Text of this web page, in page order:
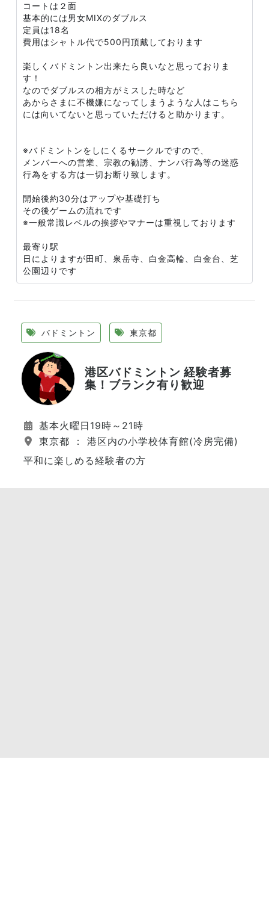
コートは２面
基本的には男女MIXのダブルス
定員は18名
費用はシャトル代で500円頂戴しております
楽しくバドミントン出来たら良いなと思っておりま
す！
なのでダブルスの相方がミスした時など
あからさまに不機嫌になってしまうような人はこちら
には向いてないと思っていただけると助かります。
※バドミントンをしにくるサークルですので、
メンバーへの営業、宗教の勧誘、ナンパ行為等の迷惑
行為をする方は一切お断り致します。
開始後約30分はアップや基礎打ち
その後ゲームの流れです
※一般常識レベルの挨拶やマナーは重視しております
最寄り駅
日によりますが田町、泉岳寺、白金高輪、白金台、芝
公園辺りです
バドミントン 東京都
港区バドミントン 経験者募
集！ブランク有り歓迎
基本火曜日19時～21時
東京都 ： 港区内の小学校体育館(冷房完備)
平和に楽しめる経験者の方